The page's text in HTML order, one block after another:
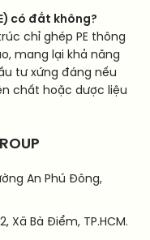
có đắt không?
chỉ ghép PE thông
mang lại khả năng
tư xứng đáng nếu
chất hoặc dược liệu
An Phú Đông,
Xã Bà Điểm, TP.HCM.